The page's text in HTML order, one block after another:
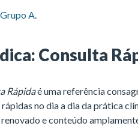
A.
Consulta
Rápidaé uma referência
no dia a dia da prática
e conteúdo